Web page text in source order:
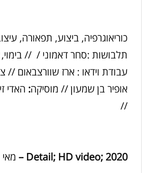
כוריאוגרפיה, ביצוע, תפאורה,
תלבושות :סחר דאמוני / // בימוי,
עבודת וידאו : ארז שוורצבאום //
אופיר בן שמעון // מוסיקה: האדי
//
Detail; HD video; 2020
– מאי